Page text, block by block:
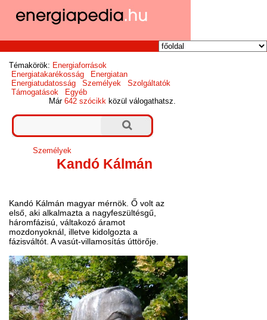
Témakörök: Energiaforrások
Energiatakarékosság
Energiatan
Energiatudatosság
Személyek
Szolgáltatók
Támogatások
Egyéb
Már642 szócikk közül válogathatsz.
Személyek
Kandó Kálmán
Kandó Kálmán magyar mérnök. Ő volt az
első, aki alkalmazta a nagyfeszültésgű,
háromfázisú, váltakozó áramot
mozdonyoknál, illetve kidolgozta a
fázisváltót. A vasút-villamosítás úttörője.